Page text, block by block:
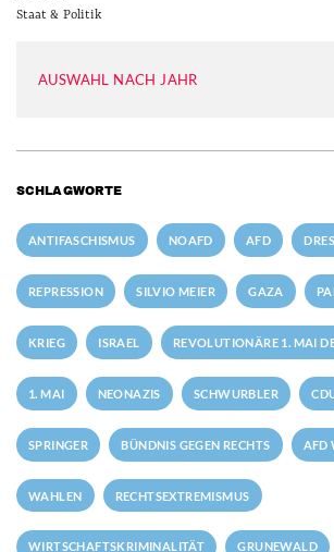
Staat & Politik
AUSWAHL NACH JAHR
SCHLAGWORTE
ANTIFASCHISMUS NOAFD AFD
REPRESSION SILVIO MEIER GAZA
KRIEG ISRAEL REVOLUTIONÄRE 1. MAI
1. MAI NEONAZIS SCHWURBLER
SPRINGER BÜNDNIS GEGEN RECHTS AFD
WAHLEN RECHTSEXTREMISMUS
WIRTSCHAFTSKRIMINALITÄT GRUNEWALD